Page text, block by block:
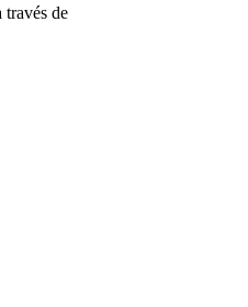
través de